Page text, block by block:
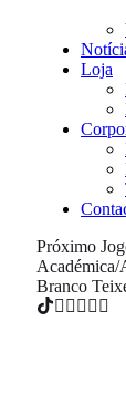
Loja
Próximo
Académica/
Branco